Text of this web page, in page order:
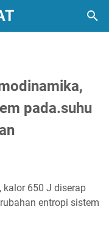
pada.suhu
kalor 650 J diserap
entropi sistem